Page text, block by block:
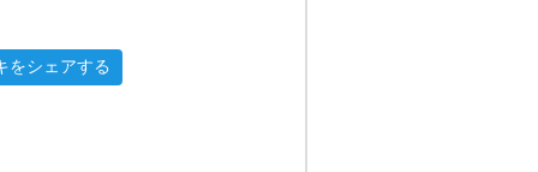
をシェアする